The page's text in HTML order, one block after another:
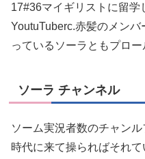
17#36マイギリストに留学
YoutuTuberc.赤髪のメン
っているソーラともプロー
ソーラ チャンネル
ソーム実況者数のチャン
時代に来て操らればそれ